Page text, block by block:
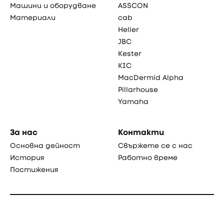
Машини и оборудване
Материали
ASSCON
cab
Heller
JBC
Kester
KIC
MacDermid Alpha
Pillarhouse
Yamaha
За нас
Основна дейност
История
Постижения
Контакти
Свържете се с нас
Работно време